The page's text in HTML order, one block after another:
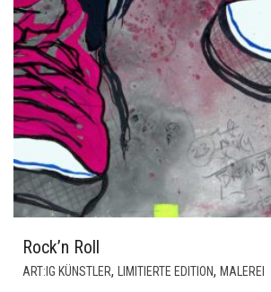
Rock’n Roll
ART:IG KÜNSTLER, LIMITIERTE EDITION, MALEREI